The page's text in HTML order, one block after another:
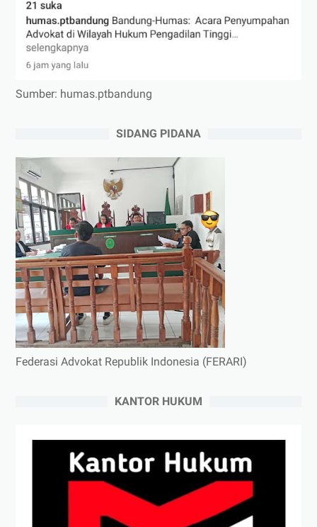
Sumber: humas.ptbandung
SIDANG PIDANA
Federasi Advokat Republik Indonesia (FERARI)
KANTOR HUKUM